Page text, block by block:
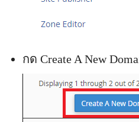
กด Create A New